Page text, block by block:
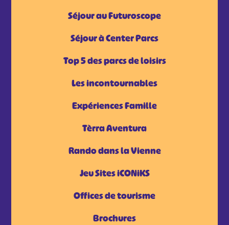
Séjour au Futuroscope
Séjour à Center Parcs
Top 5 des parcs de loisirs
Les incontournables
Expériences Famille
Tèrra Aventura
Rando dans la Vienne
Jeu Sites iCONiKS
Offices de tourisme
Brochures